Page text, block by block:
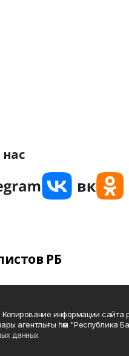
РБ
Копирование информации
агентлығы һәм "Республика
данных